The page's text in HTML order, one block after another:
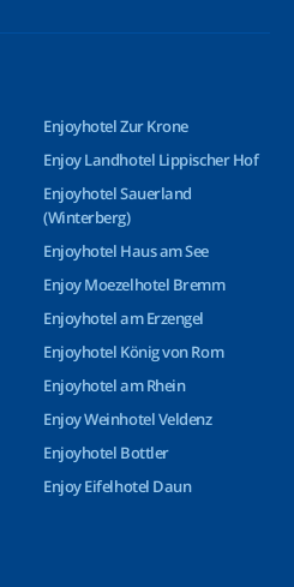
Enjoyhotel Zur Krone
Enjoy Landhotel Lippischer Hof
Enjoyhotel Sauerland
(Winterberg)
Enjoyhotel Haus am See
Enjoy Moezelhotel Bremm
Enjoyhotel am Erzengel
Enjoyhotel König von Rom
Enjoyhotel am Rhein
Enjoy Weinhotel Veldenz
Enjoyhotel Bottler
Enjoy Eifelhotel Daun